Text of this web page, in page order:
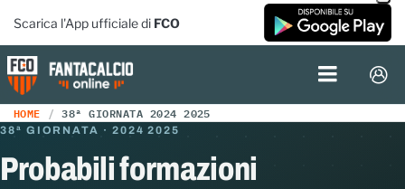
Scarica l'App ufficiale di FCO
HOME 38ª GIORNATA 2024 2025
38ª GIORNATA · 2024 2025
Probabili formazioni